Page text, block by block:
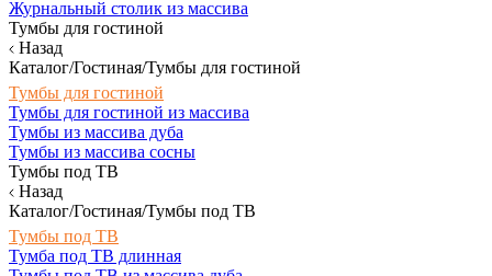
Журнальный столик из массива
Тумбы для гостиной
Назад
Каталог/Гостиная/Тумбы для гостиной
Тумбы для гостиной
Тумбы для гостиной из массива
Тумбы из массива дуба
Тумбы из массива сосны
Тумбы под ТВ
Назад
Каталог/Гостиная/Тумбы под ТВ
Тумбы под ТВ
Тумба под ТВ длинная